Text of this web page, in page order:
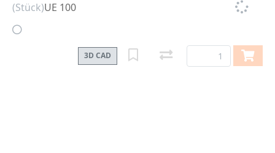
(Stück)UE 100
3D CAD